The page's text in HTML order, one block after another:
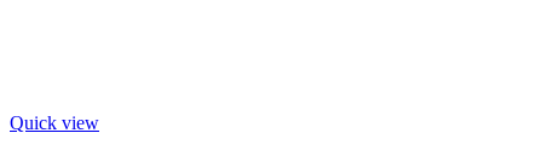
Quick view